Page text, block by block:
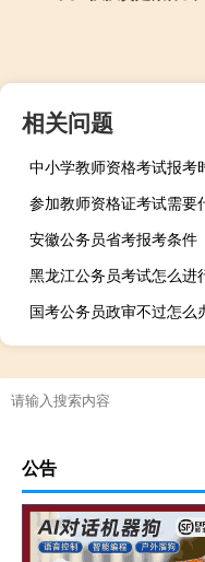
相关问题
中小学教师资格考试报考
安徽公务员省考报考条件
国考公务员政审不过怎么
公告